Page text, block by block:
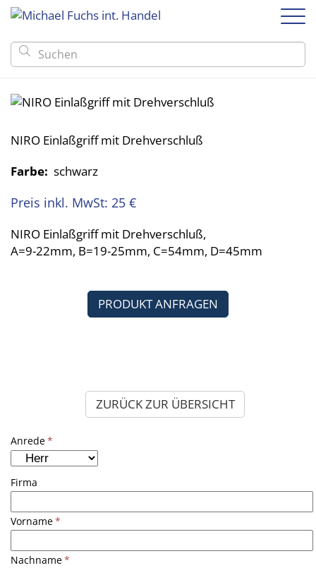
GFK und PE-Boote
Marine
Linder
BREMA Aluboote
Alumacraft
Alaska boats
Schlauch-Boote
Kajaks
Boots-Zubehör
Echolote
Anhänger
Anhänger gebremst
Boots-Zubehör
Echolote
Immobilien am See

NIRO Einlaßgriff mit Drehverschluß
Farbe: schwarz
Preis inkl. MwSt: 25 €
NIRO Einlaßgriff mit Drehverschluß,
A=9-22mm, B=19-25mm, C=54mm, D=45mm
PRODUKT ANFRAGEN
ZURÜCK ZUR ÜBERSICHT
Anrede*
Firma
Vorname*
Nachname*